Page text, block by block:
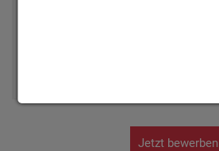
Jetzt bewerben